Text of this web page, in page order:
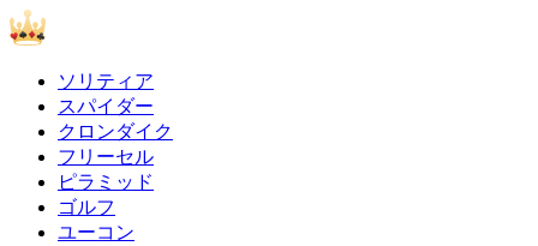
ソリティア
スパイダー
クロンダイク
フリーセル
ピラミッド
ゴルフ
ユーコン